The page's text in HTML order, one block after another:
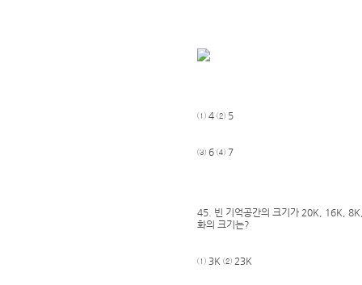
① 4 ② 5
③ 6 ④ 7
45. 빈 기억공간의 크기가 20K, 16K,
화의 크기는?
① 3K ② 23K